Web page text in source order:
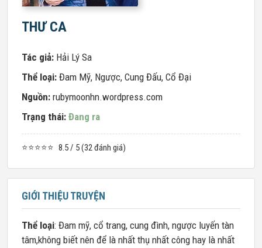
THƯ CA
Tác giả: Hải Lý Sa
Thể loại: Đam Mỹ, Ngược, Cung Đấu, Cổ Đại
Nguồn: rubymoonhn.wordpress.com
Trạng thái: Đang ra
⭐⭐⭐⭐⭐ 8.5 / 5 (32 đánh giá)
GIỚI THIỆU TRUYỆN
Thể loại: Đam mỹ, cổ trang, cung đình, ngược luyến tàn
tâm,không biết nên để là nhất thụ nhất công hay là nhất